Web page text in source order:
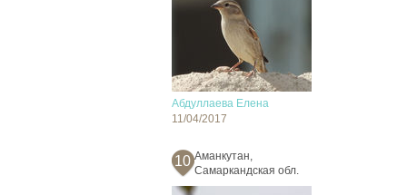
Абдуллаева Елена
11/04/2017
10 Аманкутан,
Самаркандская обл.